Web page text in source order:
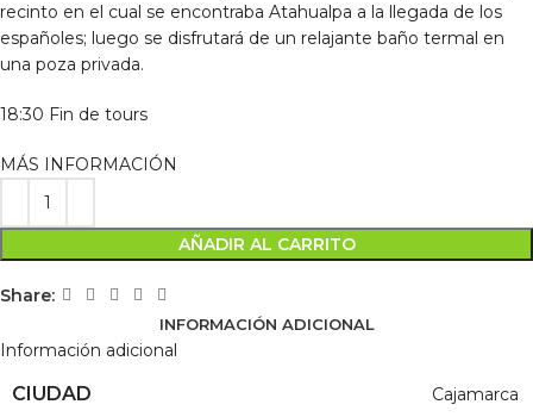
recinto en el cual se encontraba Atahualpa a la llegada de los
españoles; luego se disfrutará de un relajante baño termal en
una poza privada.
18:30 Fin de tours
MÁS INFORMACIÓN
AÑADIR AL CARRITO
Share:
INFORMACIÓN ADICIONAL
Información adicional
CIUDAD Cajamarca